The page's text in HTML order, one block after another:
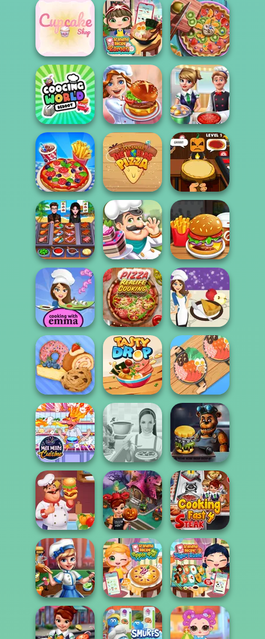
Ultra Pixel
Burgeria
Strawberry
Shortcake
Nickelodeon
Cooking Contest
Cupcake Shop
Grandma Recipe
Ramen
Pie Real Life
Cooking
Cooking World
Reborn
Cooking Festival Cooking Frenzy
Cooking Live
Around the
Worlds Pizza
Halloween
Pizzeria
Cooking Chef -
Food Fever
Cake Shop Burger Shop
Sushi Rolls -
Cooking with
Emm...
Pizza Real Life
Cooking
French Apple Pie
- Cooking wit...
Bakery Shop Tasty Drop Hot Pot Rush
Max Mixed
Cuisine
Whats For Dinner FNAF Burger
Hamburger
Cooking Mania
Cooking Fast
Halloween
Cooking Fast 4
Steak